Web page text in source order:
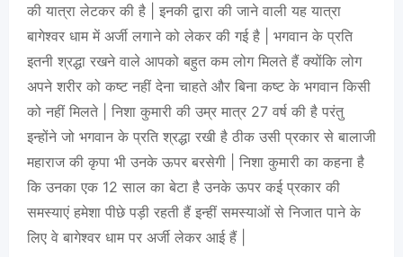
की यात्रा लेटकर की है | इनकी द्वारा की जाने वाली यह यात्रा
बागेश्वर धाम में अर्जी लगाने को लेकर की गई है | भगवान के प्रति
इतनी श्रद्धा रखने वाले आपको बहुत कम लोग मिलते हैं क्योंकि लोग
अपने शरीर को कष्ट नहीं देना चाहते और बिना कष्ट के भगवान किसी
को नहीं मिलते | निशा कुमारी की उम्र मात्र 27 वर्ष की है परंतु
इन्होंने जो भगवान के प्रति श्रद्धा रखी है ठीक उसी प्रकार से बालाजी
महाराज की कृपा भी उनके ऊपर बरसेगी | निशा कुमारी का कहना है
कि उनका एक 12 साल का बेटा है उनके ऊपर कई प्रकार की
समस्याएं हमेशा पीछे पड़ी रहती हैं इन्हीं समस्याओं से निजात पाने के
लिए वे बागेश्वर धाम पर अर्जी लेकर आई हैं |